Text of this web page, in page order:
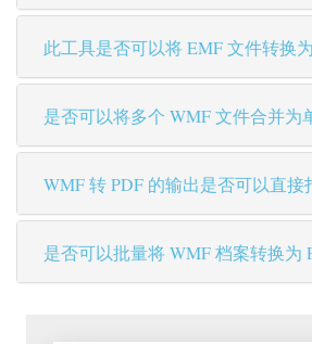
此工具是否可以将 EMF 文件转换
是否可以将多个 WMF 文件合并为
WMF 转 PDF 的输出是否可以直接
是否可以批量将 WMF 档案转换为